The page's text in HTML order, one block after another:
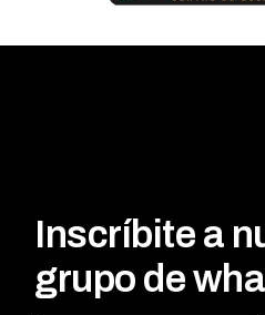
Inscríbite a
grupo de